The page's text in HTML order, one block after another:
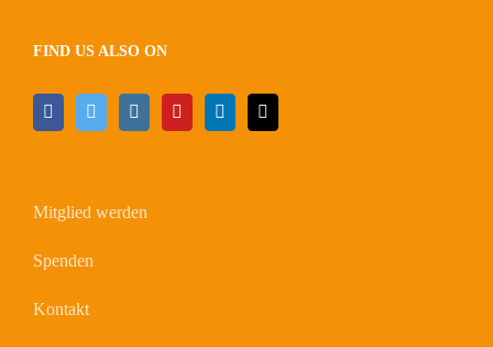
FIND US ALSO ON
Mitglied werden
Spenden
Kontakt